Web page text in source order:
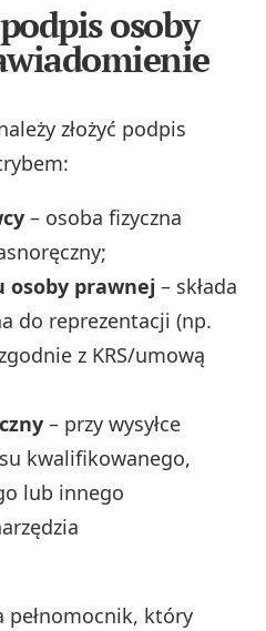
osoby
złożyć podpis
– osoba fizyczna
osoby prawnej – składa
do reprezentacji (np.
z KRS/umową
– przy wysyłce
kwalifikowanego,
lub innego
pełnomocnik, który